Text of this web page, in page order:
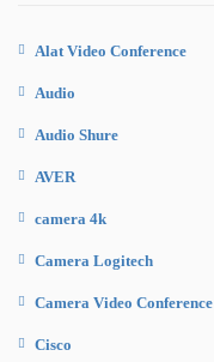
Alat Video Conference
Audio
Audio Shure
AVER
camera 4k
Camera Logitech
Camera Video Conference
Cisco